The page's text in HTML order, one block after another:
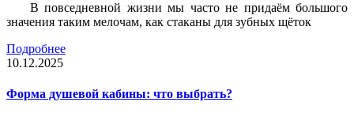
В повседневной жизни мы часто не придаём большого
значения таким мелочам, как стаканы для зубных щёток
Подробнее
10.12.2025
Форма душевой кабины: что выбрать?